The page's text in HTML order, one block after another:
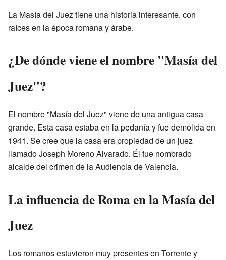
La Masía del Juez tiene una historia interesante, con
raíces en la época romana y árabe.
¿De dónde viene el nombre "Masía del
Juez"?
El nombre "Masía del Juez" viene de una antigua casa
grande. Esta casa estaba en la pedanía y fue demolida en
1941. Se cree que la casa era propiedad de un juez
llamado Joseph Moreno Alvarado. Él fue nombrado
alcalde del crimen de la Audiencia de Valencia.
La influencia de Roma en la Masía del
Juez
Los romanos estuvieron muy presentes en Torrente y